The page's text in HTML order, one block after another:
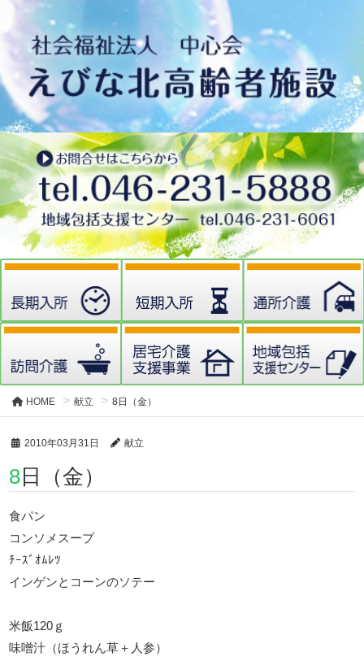
HOME 献立 8日（金）
2010年03月31日 献立
8日（金）
食パン
コンソメスープ
ﾁｰｽﾞｵﾑﾚﾂ
インゲンとコーンのソテー
米飯120ｇ
味噌汁（ほうれん草＋人参）